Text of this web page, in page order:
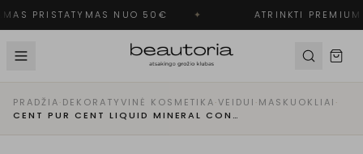
PRISTATYMAS NUO 50€ ✦ ATRINKTI PREMIUM
PRADŽIA·DEKORATYVINĖ KOSMETIKA·VEIDUI ·MASKUOKLIAI ·
CENT PUR CENT LIQUID MINERAL CONCEALER 0.5 MASKUOKLIS